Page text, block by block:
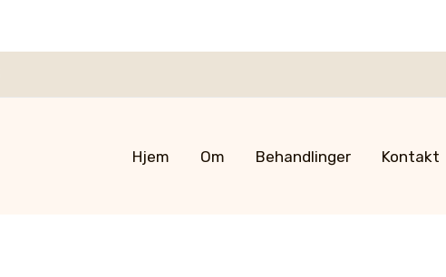
Hjem Om Behandlinger Kontakt